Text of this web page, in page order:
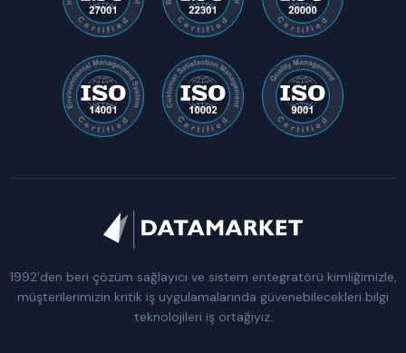
1992’den beri çözüm sağlayıcı ve sistem entegratörü kimliğimizle,
müşterilerimizin kritik iş uygulamalarında güvenebilecekleri bilgi
teknolojileri iş ortağıyız.